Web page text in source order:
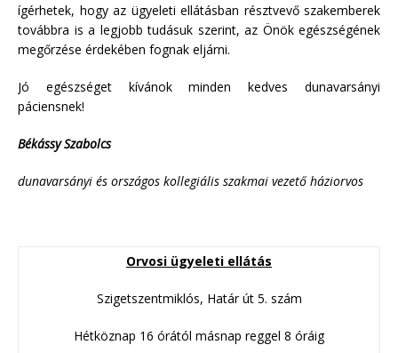
ígérhetek, hogy az ügyeleti ellátásban résztvevő szakemberek
továbbra is a legjobb tudásuk szerint, az Önök egészségének
megőrzése érdekében fognak eljárni.
Jó egészséget kívánok minden kedves dunavarsányi
páciensnek!
Békássy Szabolcs
dunavarsányi és országos kollegiális szakmai vezető háziorvos
Orvosi ügyeleti ellátás
Szigetszentmiklós, Határ út 5. szám
Hétköznap 16 órától másnap reggel 8 óráig